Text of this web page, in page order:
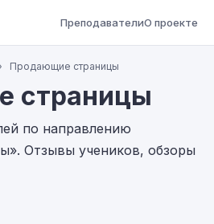
ПреподавателиО проекте
Продающие страницы
страницы
по направлению
Отзывы учеников, обзоры